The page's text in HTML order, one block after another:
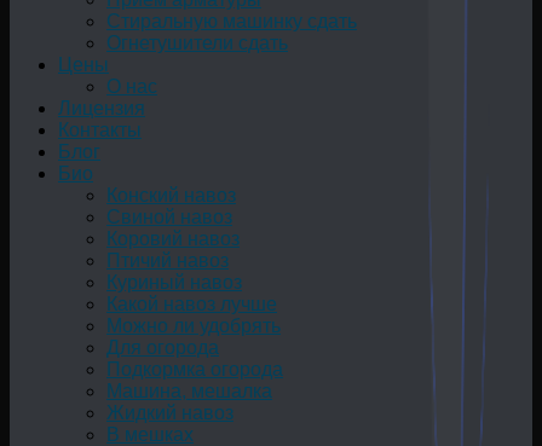
Стиральную машинку сдать
Огнетушители сдать
Цены
О нас
Лицензия
Контакты
Блог
Био
Конский навоз
Свиной навоз
Коровий навоз
Птичий навоз
Куриный навоз
Какой навоз лучше
Можно ли удобрять
Для огорода
Подкормка огорода
Машина, мешалка
Жидкий навоз
В мешках